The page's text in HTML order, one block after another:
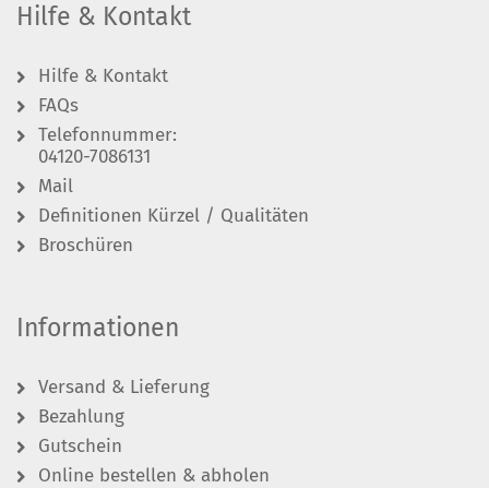
Hilfe & Kontakt
Hilfe & Kontakt
FAQs
Telefonnummer:
04120-7086131
Mail
Definitionen Kürzel / Qualitäten
Broschüren
Informationen
Versand & Lieferung
Bezahlung
Gutschein
Online bestellen & abholen